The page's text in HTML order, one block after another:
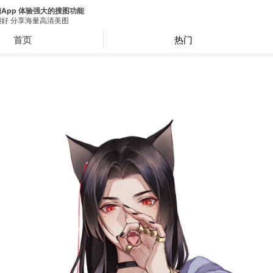
体验强大的搜图功能
分享海量高清美图
首页 热门